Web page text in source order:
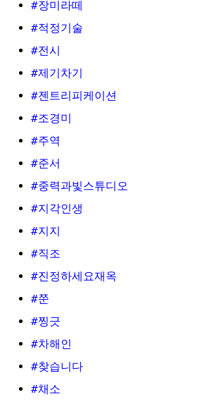
#장미라떼
#적정기술
#전시
#제기차기
#젠트리피케이션
#조경미
#주역
#준서
#중력과빛스튜디오
#지각인생
#지지
#직조
#진정하세요재옥
#쭌
#찡긋
#차해인
#찾습니다
#채소